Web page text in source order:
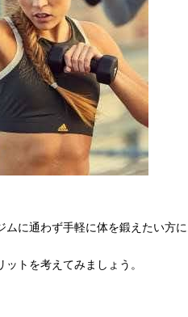
に通わず手軽に体を鍛えたい方
トを考えてみましょう。